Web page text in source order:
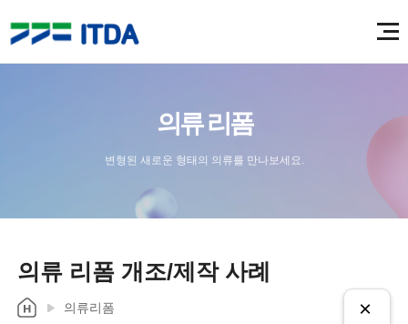
의류 리폼
변형된 새로운 형태의 의류를 만나보세요.
의류 리폼 개조/제작 사례
의류리폼 ×